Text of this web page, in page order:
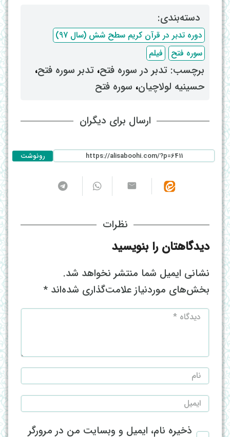
دسته‌بندی: ‌
دوره تدبر در قرآن کریم سطح شش (سال 97)
سوره فتح
فیلم
برچسب: ‌ تدبر در سوره فتح، ‌ تدبر سوره فتح،
حسینیه لولاچیان، ‌ سوره فتح
ارسال برای دیگران
رونوشت
نظرات
دیدگاهتان را بنویسید
نشانی ایمیل شما منتشر نخواهد شد.
بخش‌های موردنیاز علامت‌گذاری شده‌اند *
ذخیره نام، ایمیل و وبسایت من در مرورگر